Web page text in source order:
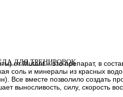
ДЛЯ ТРЕНИРОВОК
от Mutant – это препарат, в
соль и минералы из красных
Все вместе позволило создать
выносливость, силу, скорость